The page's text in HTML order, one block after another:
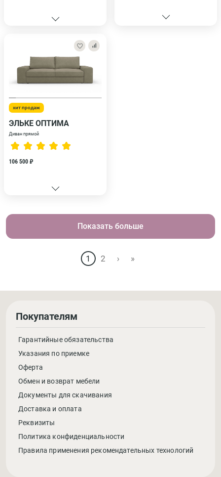
хит продаж
ЭЛЬКЕ ОПТИМА
Диван прямой
106 500 ₽
Показать больше
1 2 › »
Покупателям
Гарантийные обязательства
Указания по приемке
Оферта
Обмен и возврат мебели
Документы для скачивания
Доставка и оплата
Реквизиты
Политика конфиденциальности
Правила применения рекомендательных технологий